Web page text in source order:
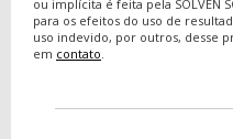
ou implícita é feita pela SOLVEN
para os efeitos do uso de
uso indevido, por outros, desse
em contato.